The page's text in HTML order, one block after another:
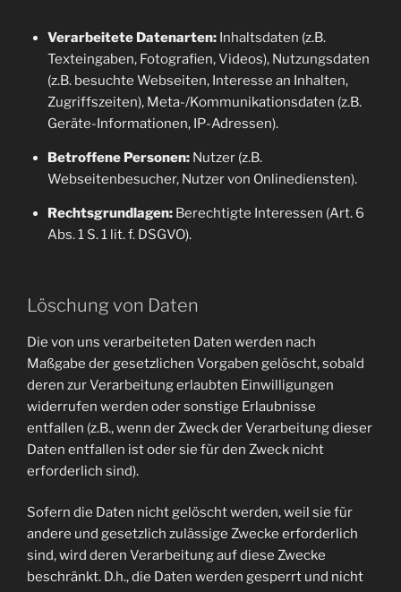
Verarbeitete Datenarten:Inhaltsdaten (z.B.
Texteingaben, Fotografien, Videos), Nutzungsdaten
(z.B. besuchte Webseiten, Interesse an Inhalten,
Zugriffszeiten), Meta-/Kommunikationsdaten (z.B.
Geräte-Informationen, IP-Adressen).
Betroffene Personen:Nutzer (z.B.
Webseitenbesucher, Nutzer von Onlinediensten).
Rechtsgrundlagen:Berechtigte Interessen (Art. 6
Abs. 1 S. 1 lit. f. DSGVO).
Löschung von Daten
Die von uns verarbeiteten Daten werden nach
Maßgabe der gesetzlichen Vorgaben gelöscht, sobald
deren zur Verarbeitung erlaubten Einwilligungen
widerrufen werden oder sonstige Erlaubnisse
entfallen (z.B., wenn der Zweck der Verarbeitung dieser
Daten entfallen ist oder sie für den Zweck nicht
erforderlich sind).
Sofern die Daten nicht gelöscht werden, weil sie für
andere und gesetzlich zulässige Zwecke erforderlich
sind, wird deren Verarbeitung auf diese Zwecke
beschränkt. D.h., die Daten werden gesperrt und nicht